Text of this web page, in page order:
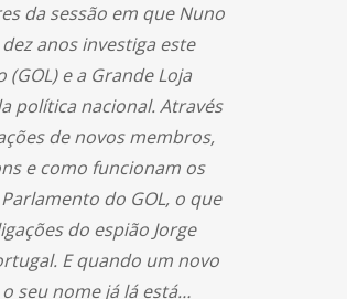
da sessão em que Nuno
anos investiga este
e a Grande Loja
política nacional. Através
de novos membros,
e como funcionam os
do GOL, o que
do espião Jorge
E quando um novo
seu nome já lá está…